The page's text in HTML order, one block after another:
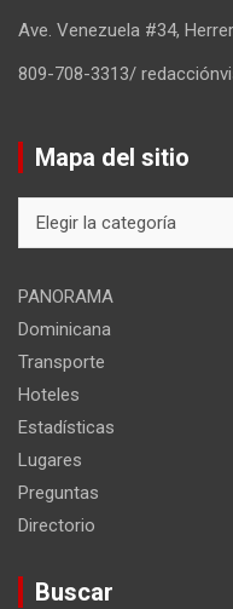
Ave. Venezuela #34,
809-708-3313/
Mapa del sitio
del
PANORAMA
Dominicana
Transporte
Hoteles
Estadísticas
Lugares
Preguntas
Directorio
Buscar